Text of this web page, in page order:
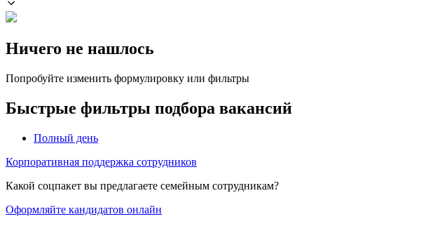
Ничего не нашлось
Попробуйте изменить формулировку или фильтры
Быстрые фильтры подбора вакансий
Полный день
Корпоративная поддержка сотрудников
Какой соцпакет вы предлагаете семейным сотрудникам?
Оформляйте кандидатов онлайн